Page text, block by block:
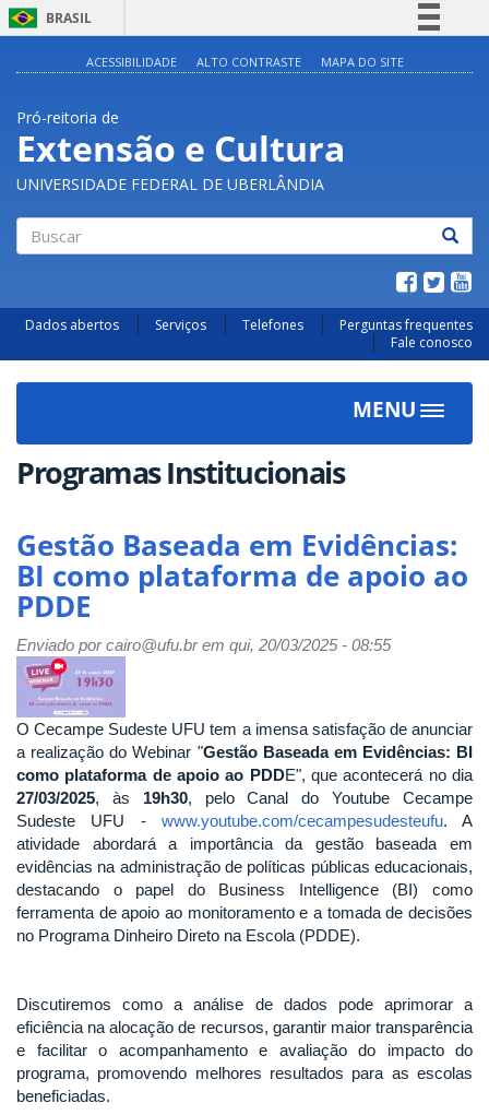
BRASIL
Acesso à informação
Legislação
Canais
ACESSIBILIDADE ALTO CONTRASTE MAPA DO SITE
Pró-reitoria de
Extensão e Cultura
UNIVERSIDADE FEDERAL DE UBERLÂNDIA
Dados abertos Serviços Telefones
Perguntas frequentes
Fale conosco
MENU
Toggle
Programas Institucionais
Gestão Baseada em Evidências:
BI como plataforma de apoio ao
PDDE
Enviado porcairo@ufu.brem qui, 20/03/2025 - 08:55
O Cecampe Sudeste UFU tem a imensa satisfação de anunciar
a realização do Webinar "Gestão Baseada em Evidências: BI
como plataforma de apoio ao PDDE", que acontecerá no dia
27/03/2025, às 19h30, pelo Canal do Youtube Cecampe
Sudeste UFU - www.youtube.com/cecampesudesteufu. A
atividade abordará a importância da gestão baseada em
evidências na administração de políticas públicas educacionais,
destacando o papel do Business Intelligence (BI) como
ferramenta de apoio ao monitoramento e a tomada de decisões
no Programa Dinheiro Direto na Escola (PDDE).
Discutiremos como a análise de dados pode aprimorar a
eficiência na alocação de recursos, garantir maior transparência
e facilitar o acompanhamento e avaliação do impacto do
programa, promovendo melhores resultados para as escolas
beneficiadas.